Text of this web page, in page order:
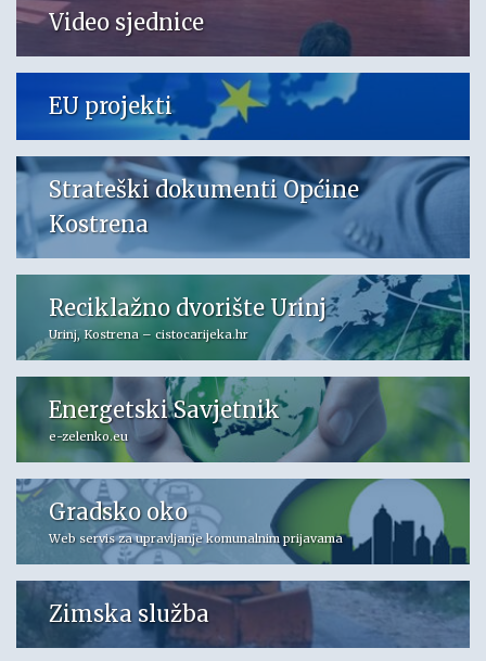
Video sjednice
EU projekti
Strateški dokumenti Općine
Kostrena
Reciklažno dvorište Urinj
Urinj, Kostrena – cistocarijeka.hr
Energetski Savjetnik
e-zelenko.eu
Gradsko oko
Web servis za upravljanje komunalnim prijavama
Zimska služba